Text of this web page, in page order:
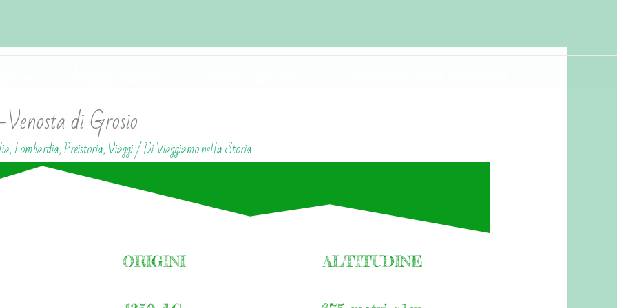
di Grosio
,Lombardia,Preistoria,Viaggi/ DiViaggiamo nella Storia
ORIGINI ALTITUDINE